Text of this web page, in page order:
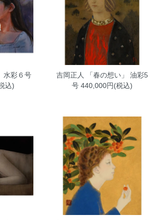
水彩６号
込)
吉岡正人 「春の想い」 油彩5
号440,000円(税込)